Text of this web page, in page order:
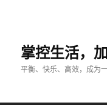
掌控生活，
平衡、快乐、高效，成为